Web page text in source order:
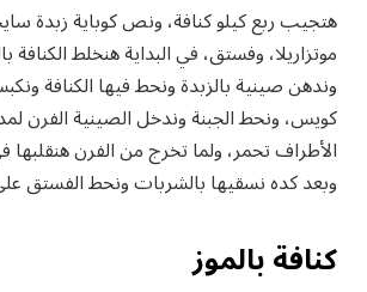
هتجيب ربع كيلو كنافة، ونص كوباية زبدة
موتزاريلا، وفستق، في البداية هنخلط الكنافة
وندهن صينية بالزبدة ونحط فيها الكنافة
كويس، ونحط الجبنة وندخل الصينية الفرن
الأطراف تحمر، ولما تخرج من الفرن
وبعد كده نسقيها بالشربات ونحط الفستق
كنافة بالموز